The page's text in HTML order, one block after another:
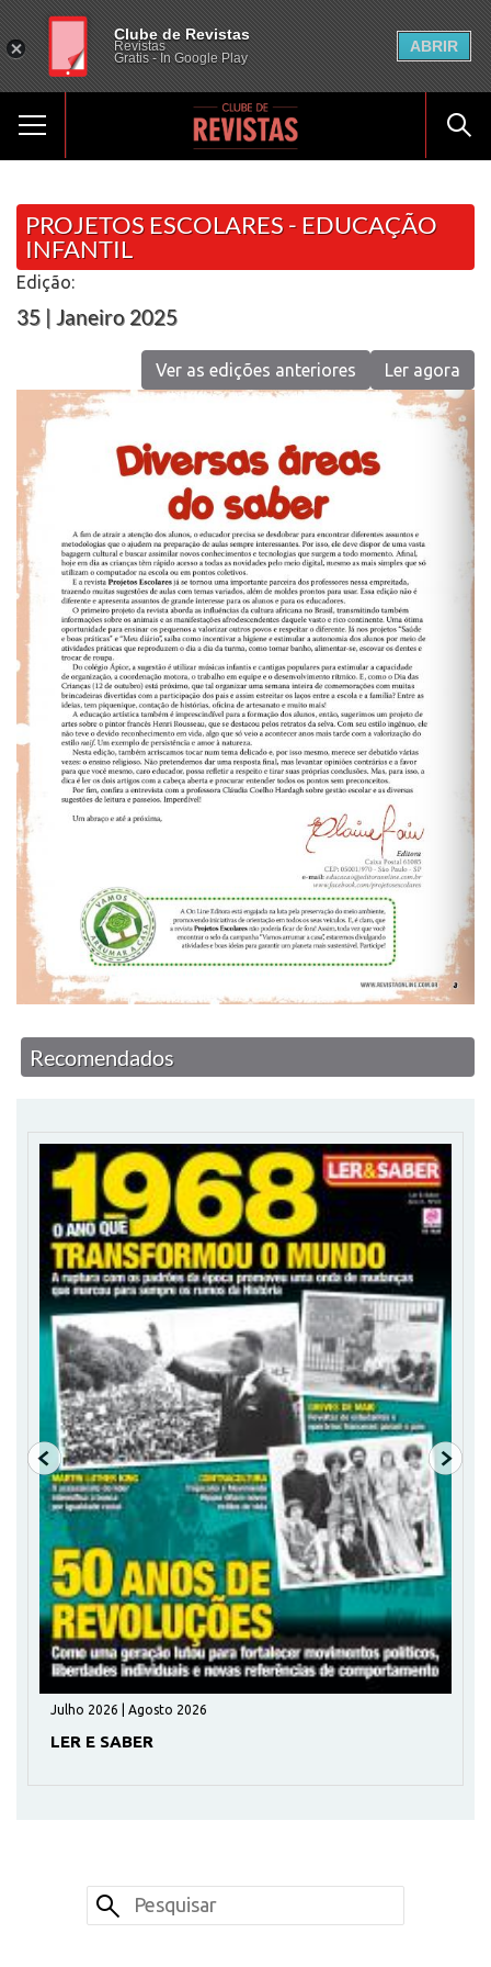
PROJETOS ESCOLARES - EDUCAÇÃO
INFANTIL
Edição:
35 | Janeiro 2025
Ler agora
Ver as edições anteriores
Recomendados
Julho 2026 | Agosto 2026
LER E SABER
Clube de Revistas
Revistas
Gratis - In Google Play
ABRIR